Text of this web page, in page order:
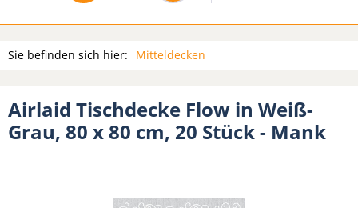
Sie befinden sich hier: Mitteldecken
Airlaid Tischdecke Flow in Weiß-
Grau, 80 x 80 cm, 20 Stück - Mank